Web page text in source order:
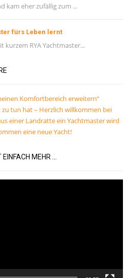
kam eher zufällig zum ...
fürs Leben lernt
kurzem RYA Yachtmaster...
Komfortbereich erweitern“
zu tun hat – Herzlich willkommen bei
einer Landratte ein Yachtmaster wird
eine neue Yacht!
MEHR …